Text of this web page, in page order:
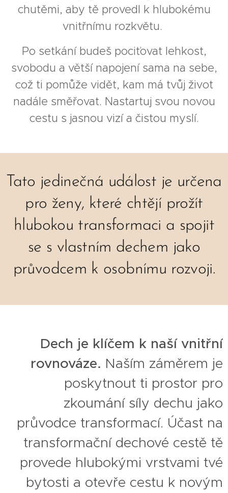
chutěmi, aby tě provedl k hlubokému
vnitřnímu rozkvětu.
Po setkání budeš pociťovat lehkost,
svobodu a větší napojení sama na sebe,
což ti pomůže vidět, kam má tvůj život
nadále směřovat. Nastartuj svou novou
cestu s jasnou vizí a čistou myslí.
Tato jedinečná událost je určena
pro ženy, které chtějí prožít
hlubokou transformaci a spojit
se s vlastním dechem jako
průvodcem k osobnímu rozvoji.
Dech je klíčem k naší vnitřní
rovnováze. Naším záměrem je
poskytnout ti prostor pro
zkoumání síly dechu jako
průvodce transformací. Účast na
transformační dechové cestě tě
provede hlubokými vrstvami tvé
bytosti a otevře cestu k novým